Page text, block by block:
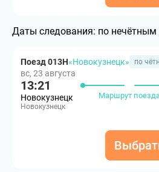
Даты следования: по
Поезд 013Н«Новокузнецк» по
вс, 23 августа
13:21
Новокузнецк
Новокузнецк
Маршрут